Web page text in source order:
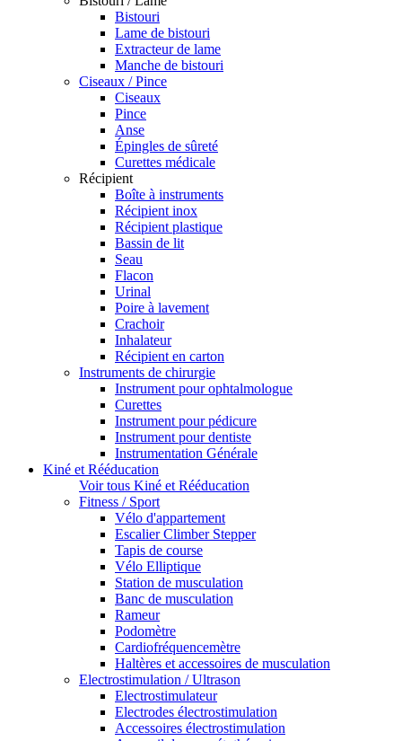
Bistouri
Lame de bistouri
Extracteur de lame
Manche de bistouri
Ciseaux / Pince
Ciseaux
Pince
Anse
Épingles de sûreté
Curettes médicale
Récipient
Boîte à instruments
Récipient inox
Récipient plastique
Bassin de lit
Seau
Flacon
Urinal
Poire à lavement
Crachoir
Inhalateur
Récipient en carton
Instruments de chirurgie
Instrument pour ophtalmologue
Curettes
Instrument pour pédicure
Instrument pour dentiste
Instrumentation Générale
Kiné et Rééducation
Voir tous Kiné et Rééducation
Fitness / Sport
Vélo d'appartement
Escalier Climber Stepper
Tapis de course
Vélo Elliptique
Station de musculation
Banc de musculation
Rameur
Podomètre
Cardiofréquencemètre
Haltères et accessoires de musculation
Electrostimulation / Ultrason
Electrostimulateur
Electrodes électrostimulation
Accessoires électrostimulation